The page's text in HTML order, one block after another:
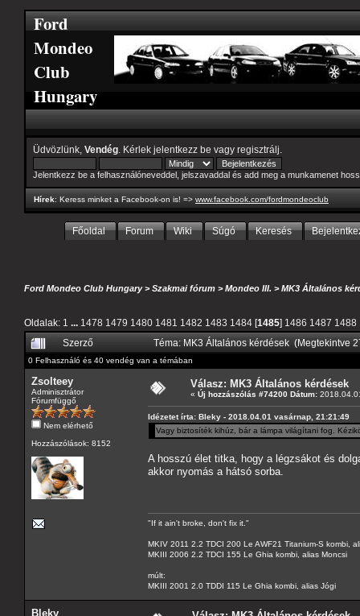
Ford
Mondeo
Club
Hungary
Üdvözlünk, Vendég . Kérlek jelentkezz be vagy regisztrálj
Jelentkezz be a felhasználóneveddel, jelszavaddal és add meg a munkamenet
Hírek: Keress minket a Facebook-on is! => www.facebook.com/fordmondeoclub
Főoldal Forum Wiki Súgó Keresés
Ford Mondeo Club Hungary>Szakmai fórum >Mondeo III. >MK3 Általános
Oldalak: 1 ... 1478 1479 1480 1481 1482 1483 1484 [1485] 1486 1487 1488
Szerző
Téma: MK3 Általános kérdések (Megtekintve
0 Felhasználó és 40 vendég van a témában
Zsolteey
Adminisztrátor
Fórumfüggő
Nem elérhető
Hozzászólások: 8152
Válasz: MK3 Általános kérdések
« Új hozzászólás #74200 Dátum:
Idézetet írta: Bleky - 2018.04.01 vasárnap, 21:21:49
Vagy biztosíték kihúz, bár a lámpa világítani fog.
A hosszú élet titka, hogy a légzsákot és
akkor nyomás a hátsó sorba.
"If it ain't broke, don't fix it."
MKIV 2011 2.2 TDCI 200 Le AWF21 Titanium-S kombi,
MKIII 2006 2.2 TDCI 155 Le Ghia kombi, alias Moncsi
múlt:
MKIII 2001 2.0 TDDI 115 Le Ghia kombi, alias Jógi
Bleky